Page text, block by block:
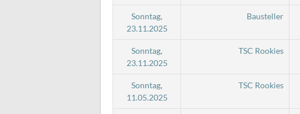
Sonntag,
23.11.2025
Bausteller
Sonntag,
23.11.2025
TSC Rookies
Sonntag,
11.05.2025
TSC Rookies